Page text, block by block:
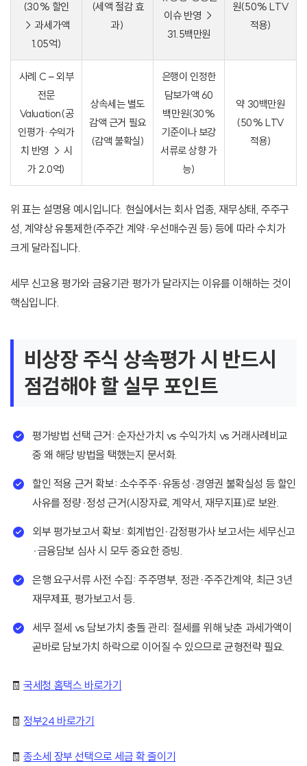
(30% 할인
→ 과세가액
1.05억)
(세액 절감 효
과)
이슈 반영 →
31.5백만원
원(50% LTV
적용)
사례 C – 외부
전문
Valuation(공
인평가·수익가
치 반영 → 시
가 2.0억)
상속세는 별도
감액 근거 필요
(감액 불확실)
은행이 인정한
담보가액 60
백만원(30%
기준이나 보강
서류로 상향 가
능)
약 30백만원
(50% LTV
적용)
위 표는 설명용 예시입니다. 현실에서는 회사 업종, 재무상태, 주주구
성, 계약상 유통제한(주주간 계약·우선매수권 등) 등에 따라 수치가
크게 달라집니다.
세무 신고용 평가와 금융기관 평가가 달라지는 이유를 이해하는 것이
핵심입니다.
비상장 주식 상속평가 시 반드시
점검해야 할 실무 포인트
평가방법 선택 근거: 순자산가치 vs 수익가치 vs 거래사례비교
중 왜 해당 방법을 택했는지 문서화.
할인 적용 근거 확보: 소수주주·유동성·경영권 불확실성 등 할인
사유를 정량·정성 근거(시장자료, 계약서, 재무지표)로 보완.
외부 평가보고서 확보: 회계법인·감정평가사 보고서는 세무신고
·금융담보 심사 시 모두 중요한 증빙.
은행 요구서류 사전 수집: 주주명부, 정관·주주간계약, 최근 3년
재무제표, 평가보고서 등.
세무 절세 vs 담보가치 충돌 관리: 절세를 위해 낮춘 과세가액이
곧바로 담보가치 하락으로 이어질 수 있으므로 균형전략 필요.
🧾국세청 홈택스 바로가기
🧾정부24 바로가기
🧾종소세 장부 선택으로 세금 확 줄이기